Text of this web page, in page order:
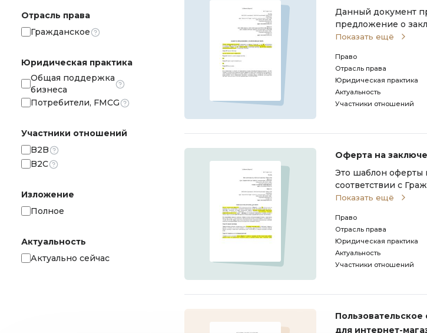
Отрасль права
Гражданское
Юридическая практика
Общая поддержка
бизнеса
Потребители, FMCG
Участники отношений
B2B
B2C
Изложение
Полное
Актуальность
Актуально сейчас
Данный документ
предложение о
лицами —
Показать ещё
Право
Отрасль права
Юридическая практика
Актуальность
Участники отношений
Оферта на
Это шаблон оферты
соответствии с
РФ).
Показать ещё
Право
Отрасль права
Юридическая практика
Актуальность
Участники отношений
для интернет-